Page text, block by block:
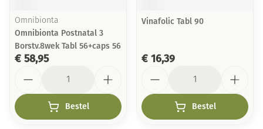
Omnibionta
Omnibionta Postnatal 3
Borstv.8wek Tabl 56+caps 56
€ 58,95
Bestel
Vinafolic Tabl 90
€ 16,39
Bestel